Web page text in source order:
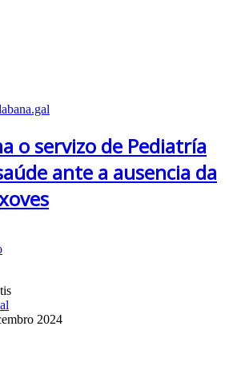
o servizo de Pediatría
ante a ausencia da
2024